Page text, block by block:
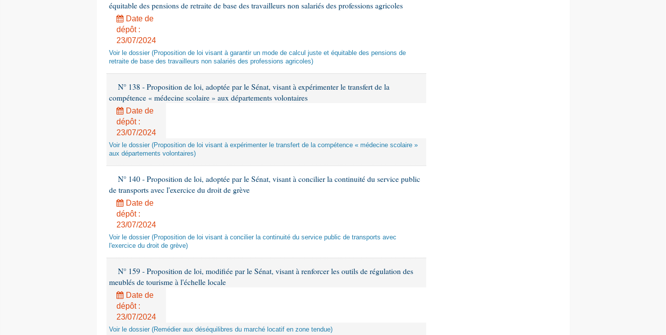
équitable des pensions de retraite de base des travailleurs non salariés des professions agricoles
Date de
dépôt :
23/07/2024
Voir le dossier (Proposition de loi visant à garantir un mode de calcul juste et équitable des pensions de
retraite de base des travailleurs non salariés des professions agricoles)
N° 138 - Proposition de loi, adoptée par le Sénat, visant à expérimenter le transfert de la
compétence « médecine scolaire » aux départements volontaires
Date de
dépôt :
23/07/2024
Voir le dossier (Proposition de loi visant à expérimenter le transfert de la compétence « médecine scolaire »
aux départements volontaires)
N° 140 - Proposition de loi, adoptée par le Sénat, visant à concilier la continuité du service public
de transports avec l'exercice du droit de grève
Date de
dépôt :
23/07/2024
Voir le dossier (Proposition de loi visant à concilier la continuité du service public de transports avec
l'exercice du droit de grève)
N° 159 - Proposition de loi, modifiée par le Sénat, visant à renforcer les outils de régulation des
meublés de tourisme à l'échelle locale
Date de
dépôt :
23/07/2024
Voir le dossier (Remédier aux déséquilibres du marché locatif en zone tendue)